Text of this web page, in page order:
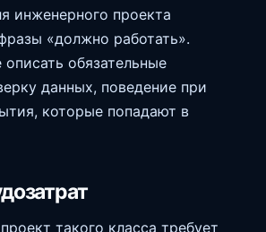
инженерного проекта
«должно работать».
обязательные
данных, поведение при
которые попадают в
такого класса требует